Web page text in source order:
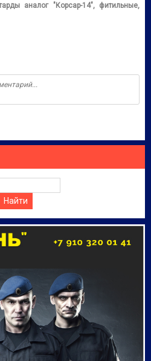
аналог "Корсар-14", фитильные,